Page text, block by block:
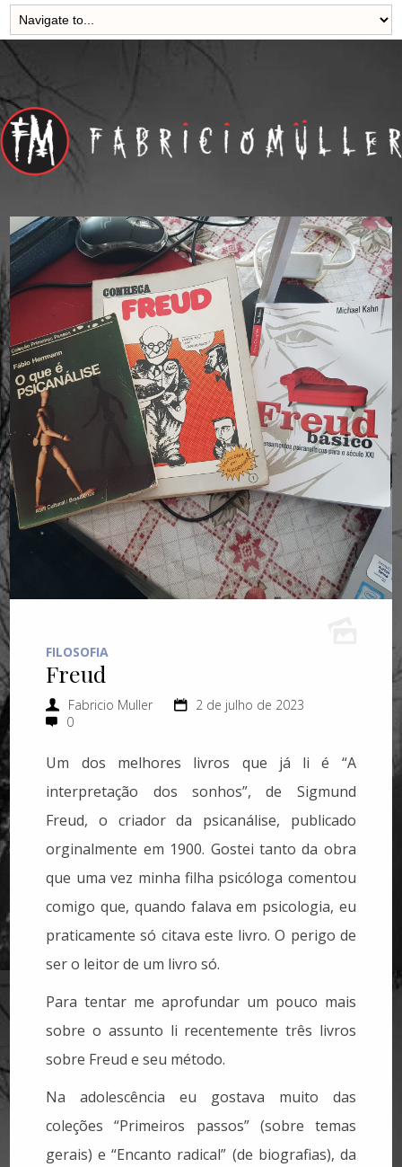
FILOSOFIA
Freud
Fabricio Muller
2 de julho de 2023
0
Um dos melhores livros que já li é “A
interpretação dos sonhos”, de Sigmund
Freud, o criador da psicanálise, publicado
orginalmente em 1900. Gostei tanto da obra
que uma vez minha filha psicóloga comentou
comigo que, quando falava em psicologia, eu
praticamente só citava este livro. O perigo de
ser o leitor de um livro só.
Para tentar me aprofundar um pouco mais
sobre o assunto li recentemente três livros
sobre Freud e seu método.
Na adolescência eu gostava muito das
coleções “Primeiros passos” (sobre temas
gerais) e “Encanto radical” (de biografias), da